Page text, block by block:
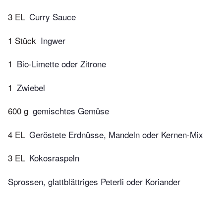
3 EL Curry Sauce
1 Stück Ingwer
1 Bio-Limette oder Zitrone
1 Zwiebel
600 g gemischtes Gemüse
4 EL Geröstete Erdnüsse, Mandeln oder Kernen-Mix
3 EL Kokosraspeln
Sprossen, glattblättriges Peterli oder Koriander